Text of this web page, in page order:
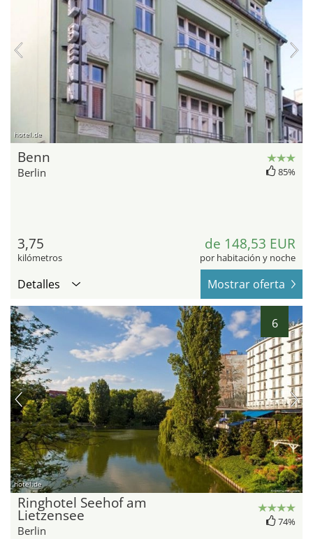
hotel.de
Benn
Berlin 85%
3,75
kilómetros
de 148,53 EUR
por habitación y noche
Detalles Mostrar oferta
6
hotel.de
Ringhotel Seehof am
Lietzensee
Berlin
74%